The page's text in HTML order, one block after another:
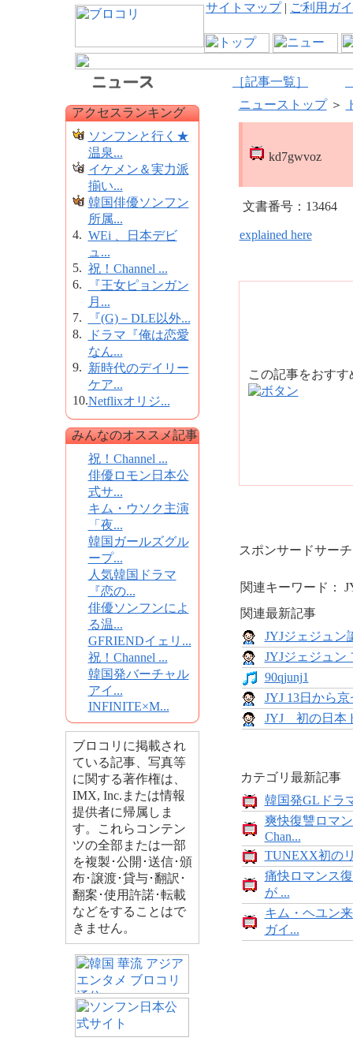
サイトマップ| ご利用ガ
［記事一覧］
アクセスランキング
ソンフンと行く★
温泉...
イケメン＆実力派
揃い...
韓国俳優ソンフン
所属...
4. WEi 、日本デビ
ュ...
5. 祝！Channel ...
6.
『王女ピョンガン
月...
7.
『(G)－DLE以外...
8.
ドラマ『俺は恋愛
なん...
9. 新時代のデイリー
ケア...
10.Netflixオリジ...
みんなのオススメ記事
祝！Channel ...
俳優ロモン日本公
式サ...
キム・ウソク主演
「夜...
韓国ガールズグル
ープ...
人気韓国ドラマ
『恋の...
俳優ソンフンによ
る温...
GFRIENDイェリ...
祝！Channel ...
韓国発バーチャル
アイ...
INFINITE×M...
ブロコリに掲載され
ている記事、写真等
に関する著作権は、
IMX, Inc.または情報
提供者に帰属しま
す。これらコンテン
ツの全部または一部
を複製･公開･送信･頒
布･譲渡･貸与･翻訳･
翻案･使用許諾･転載
などをすることはで
きません。
ニューストップ＞
kd7gwvoz
文書番号：13464
explained here
この記事をおす
スポンサードサーチ
関連キーワード：
関連最新記事
JYJジェジュン
JYJジェジュン
90qjunj1
JYJ 13日から
JYJ 初の日本
カテゴリ最新記事
韓国発GLドラ
爽快復讐ロマ
Chan...
TUNEXX初の
痛快ロマンス
が ...
キム・ヘユン
ガイ...